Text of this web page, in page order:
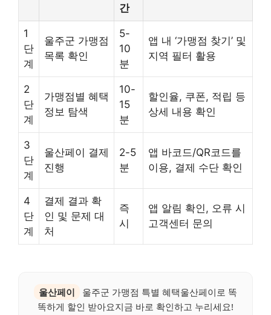
간
1
단
계
울주군 가맹점
목록 확인
5-
10
분
앱 내 ‘가맹점 찾기’ 및
지역 필터 활용
2
단
계
가맹점별 혜택
정보 탐색
10-
15
분
할인율, 쿠폰, 적립 등
상세 내용 확인
3
단
계
울산페이 결제
진행
2-5
분
앱 바코드/QR코드를
이용, 결제 수단 확인
4
단
계
결제 결과 확
인 및 문제 대
처
즉
시
앱 알림 확인, 오류 시
고객센터 문의
울산페이
울주군 가맹점 특별 혜택울산페이로 똑
똑하게 할인 받아요지금 바로 확인하고 누리세요!